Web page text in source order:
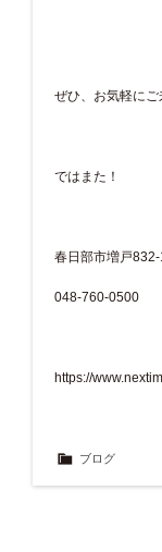
ぜひ、お気軽にご
ではまた！
春日部市増戸832-
048-760-0500
https://
ブログ